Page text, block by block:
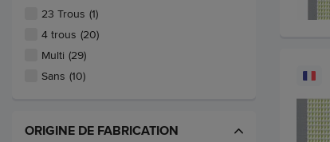
23 Trous (1)
4 trous (20)
Multi (29)
Sans (10)
ORIGINE DE FABRICATION